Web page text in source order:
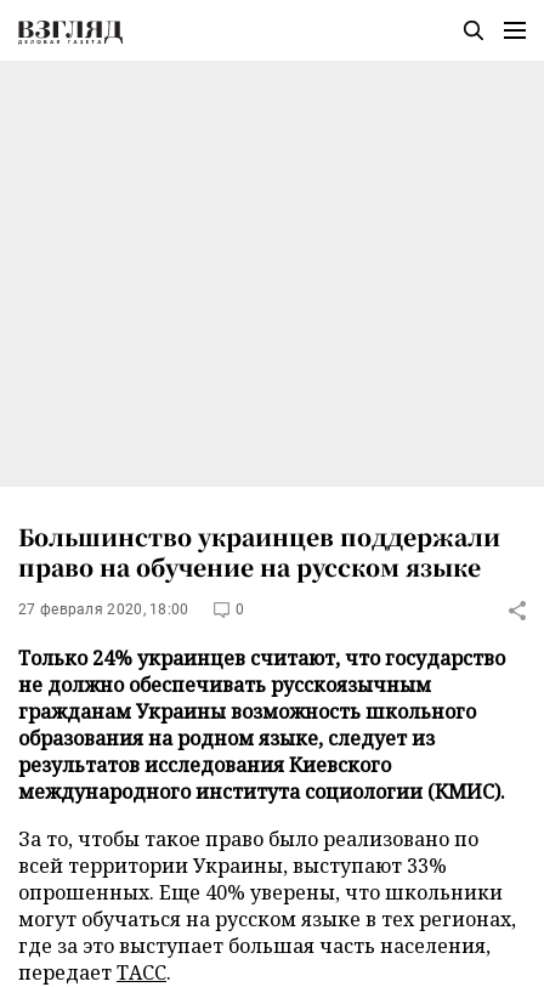
Большинство украинцев поддержали
право на обучение на русском языке
27 февраля 2020, 18:00 0
Только 24% украинцев считают, что государство
не должно обеспечивать русскоязычным
гражданам Украины возможность школьного
образования на родном языке, следует из
результатов исследования Киевского
международного института социологии (КМИС).
За то, чтобы такое право было реализовано по
всей территории Украины, выступают 33%
опрошенных. Еще 40% уверены, что школьники
могут обучаться на русском языке в тех регионах,
где за это выступает большая часть населения,
передаетТАСС.